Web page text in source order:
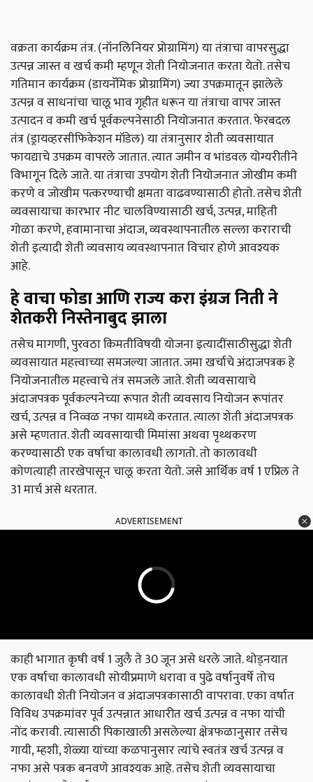
वक्रता कार्यक्रम तंत्र. (नॉनलिनियर प्रोग्रामिंग) या तंत्राचा वापरसुद्धा
उत्पन्न जास्त व खर्च कमी म्हणून शेती नियोजनात करता येतो. तसेच
गतिमान कार्यक्रम (डायनॅमिक प्रोग्रामिंग) ज्या उपक्रमातून झालेले
उत्पन्न व साधनांचा चालू भाव गृहीत धरून या तंत्राचा वापर जास्त
उत्पादन व कमी खर्च पूर्वकल्पनेसाठी नियोजनात करतात. फेरबदल
तंत्र (ड्रायव्हरसीफिकेशन मॉडेल) या तंत्रानुसार शेती व्यवसायात
फायद्याचे उपक्रम वापरले जातात. त्यात जमीन व भांडवल योग्यरीतीने
विभागून दिले जाते. या तंत्राचा उपयोग शेती नियोजनात जोखीम कमी
करणे व जोखीम पत्करण्याची क्षमता वाढवण्यासाठी होतो. तसेच शेती
व्यवसायाचा कारभार नीट चालविण्यासाठी खर्च, उत्पन्न, माहिती
गोळा करणे, हवामानाचा अंदाज, व्यवस्थापनातील सल्ला कराराची
शेती इत्यादी शेती व्यवसाय व्यवस्थापनात विचार होणे आवश्यक
आहे.
हे वाचाफोडा आणि राज्य करा इंग्रज निती ने
शेतकरी निस्तेनाबुद झाला
तसेच मागणी, पुरवठा किमतीविषयी योजना इत्यादींसाठीसुद्धा शेती
व्यवसायात महत्त्वाच्या समजल्या जातात. जमा खर्चाचे अंदाजपत्रक हे
नियोजनातील महत्त्वाचे तंत्र समजले जाते. शेती व्यवसायाचे
अंदाजपत्रक पूर्वकल्पनेच्या रूपात शेती व्यवसाय नियोजन रूपांतर
खर्च, उत्पन्न व निव्वळ नफा यामध्ये करतात. त्याला शेती अंदाजपत्रक
असे म्हणतात. शेती व्यवसायाची मिमांसा अथवा पृथ्थकरण
करण्यासाठी एक वर्षाचा कालावधी लागतो. तो कालावधी
कोणत्याही तारखेपासून चालू करता येतो. जसे आर्थिक वर्ष 1 एप्रिल ते
31 मार्च असे धरतात.
ADVERTISEMENT
काही भागात कृषी वर्ष 1 जुलै ते 30 जून असे धरले जाते. थोड्नयात
एक वर्षाचा कालावधी सोयीप्रमाणे धरावा व पुढे वर्षानुवर्षे तोच
कालावधी शेती नियोजन व अंदाजपत्रकासाठी वापरावा. एका वर्षात
विविध उपक्रमांवर पूर्व उत्पन्नात आधारीत खर्च उत्पन्न व नफा यांची
नोंद करावी. त्यासाठी पिकाखाली असलेल्या क्षेत्रफळानुसार तसेच
गायी, म्हशी, शेळ्या यांच्या कळपानुसार त्यांचे स्वतंत्र खर्च उत्पन्न व
नफा असे पत्रक बनवणे आवश्यक आहे. तसेच शेती व्यवसायाचा